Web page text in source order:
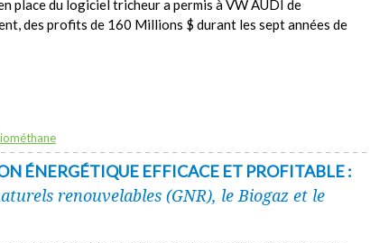
place du logiciel tricheur a permis à VW AUDI de
des profits de 160 Millions $ durant les sept années de
ÉNERGÉTIQUE EFFICACE ET PROFITABLE :
renouvelables (GNR), le Biogaz et le